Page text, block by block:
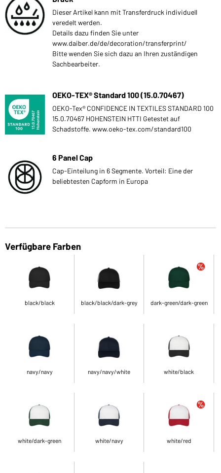
Dieser Artikel kann mit Transferdruck individuell
veredelt werden.
Details dazu finden Sie unter
www.daiber.de/de/decoration/transferprint/
Bitte wenden Sie sich dazu an Ihren zuständigen
Sachbearbeiter.
OEKO-TEX® Standard 100 (15.0.70467)
OEKO-Tex® CONFIDENCE IN TEXTILES STANDARD 100
15.0.70467 HOHENSTEIN HTTI Getestet auf
Schadstoffe. www.oeko-tex.com/standard100
6 Panel Cap
Cap-Einteilung in 6 Segmente. Vorteil: Eine der
beliebtesten Capform in Europa
Verfügbare Farben
black/black black/black/dark-grey dark-green/dark-green
navy/navy navy/navy/white white/black
white/dark-green white/navy white/red